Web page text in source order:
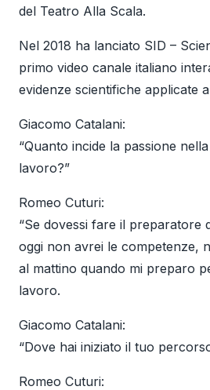
del Teatro Alla Scala.
Nel 2018 ha lanciato SID –
primo video canale italiano
evidenze scientifiche applicate
Giacomo Catalani:
“Quanto incide la passione
lavoro?”
Romeo Cuturi:
“Se dovessi fare il preparatore
oggi non avrei le competenze,
al mattino quando mi preparo
lavoro.
Giacomo Catalani:
“Dove hai iniziato il tuo
Romeo Cuturi: